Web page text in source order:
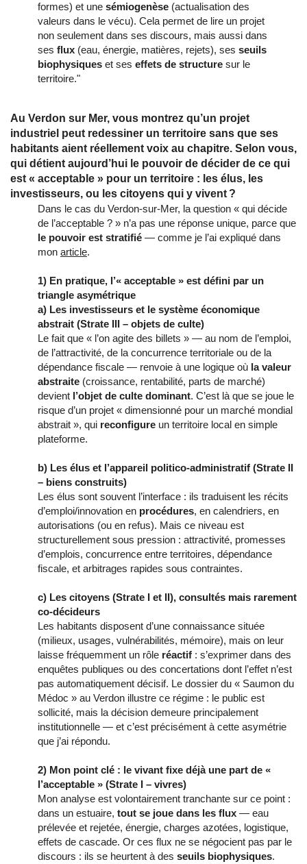
formes) et une sémiogenèse (actualisation des
valeurs dans le vécu). Cela permet de lire un projet
non seulement dans ses discours, mais aussi dans
ses flux (eau, énergie, matières, rejets), ses seuils
biophysiques et ses effets de structure sur le
territoire."
Au Verdon sur Mer, vous montrez qu’un projet
industriel peut redessiner un territoire sans que ses
habitants aient réellement voix au chapitre. Selon vous,
qui détient aujourd’hui le pouvoir de décider de ce qui
est « acceptable » pour un territoire : les élus, les
investisseurs, ou les citoyens qui y vivent ?
Dans le cas du Verdon-sur-Mer, la question « qui décide
de l’acceptable ? » n’a pas une réponse unique, parce que
le pouvoir est stratifié — comme je l’ai expliqué dans
mon article.
1) En pratique, l’« acceptable » est défini par un
triangle asymétrique
a) Les investisseurs et le système économique
abstrait (Strate III – objets de culte)
Le fait que « l’on agite des billets » — au nom de l’emploi,
de l’attractivité, de la concurrence territoriale ou de la
dépendance fiscale — renvoie à une logique où la valeur
abstraite (croissance, rentabilité, parts de marché)
devient l’objet de culte dominant. C’est là que se joue le
risque d’un projet « dimensionné pour un marché mondial
abstrait », qui reconfigure un territoire local en simple
plateforme.
b) Les élus et l’appareil politico-administratif (Strate II
– biens construits)
Les élus sont souvent l’interface : ils traduisent les récits
d’emploi/innovation en procédures, en calendriers, en
autorisations (ou en refus). Mais ce niveau est
structurellement sous pression : attractivité, promesses
d’emplois, concurrence entre territoires, dépendance
fiscale, et arbitrages rapides sous contraintes.
c) Les citoyens (Strate I et II), consultés mais rarement
co-décideurs
Les habitants disposent d’une connaissance située
(milieux, usages, vulnérabilités, mémoire), mais on leur
laisse fréquemment un rôle réactif : s’exprimer dans des
enquêtes publiques ou des concertations dont l’effet n’est
pas automatiquement décisif. Le dossier du « Saumon du
Médoc » au Verdon illustre ce régime : le public est
sollicité, mais la décision demeure principalement
institutionnelle — et c’est précisément à cette asymétrie
que j’ai répondu.
2) Mon point clé : le vivant fixe déjà une part de «
l’acceptable » (Strate I – vivres)
Mon analyse est volontairement tranchante sur ce point :
dans un estuaire, tout se joue dans les flux — eau
prélevée et rejetée, énergie, charges azotées, logistique,
effets de cascade. Or ces flux ne se négocient pas par le
discours : ils se heurtent à des seuils biophysiques.